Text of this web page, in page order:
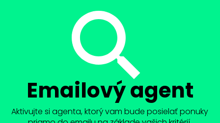
Emailový agent
Aktivujte si agenta, ktorý vam bude posielať ponuky